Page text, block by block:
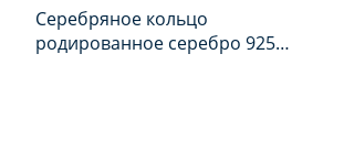
Серебряное кольцо
родированное серебро 925